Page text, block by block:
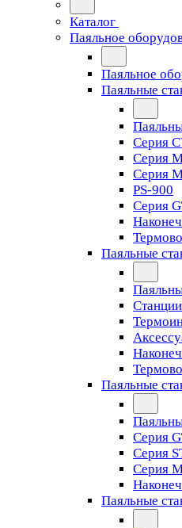
Каталог
Паяльное
Паяльное
Паяльные
Серия
Серия
Серия
PS-900
Серия
Паяльные
Паяльные
Серия
Серия
Серия
Паяльные